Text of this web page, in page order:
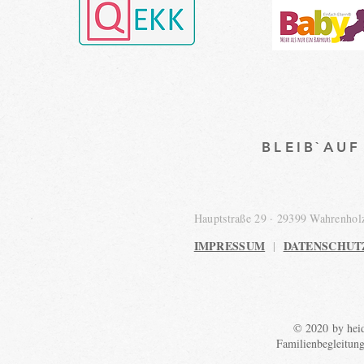
Hauptstraße 29 · 29399
IMPRESSUM |
© 2020 by